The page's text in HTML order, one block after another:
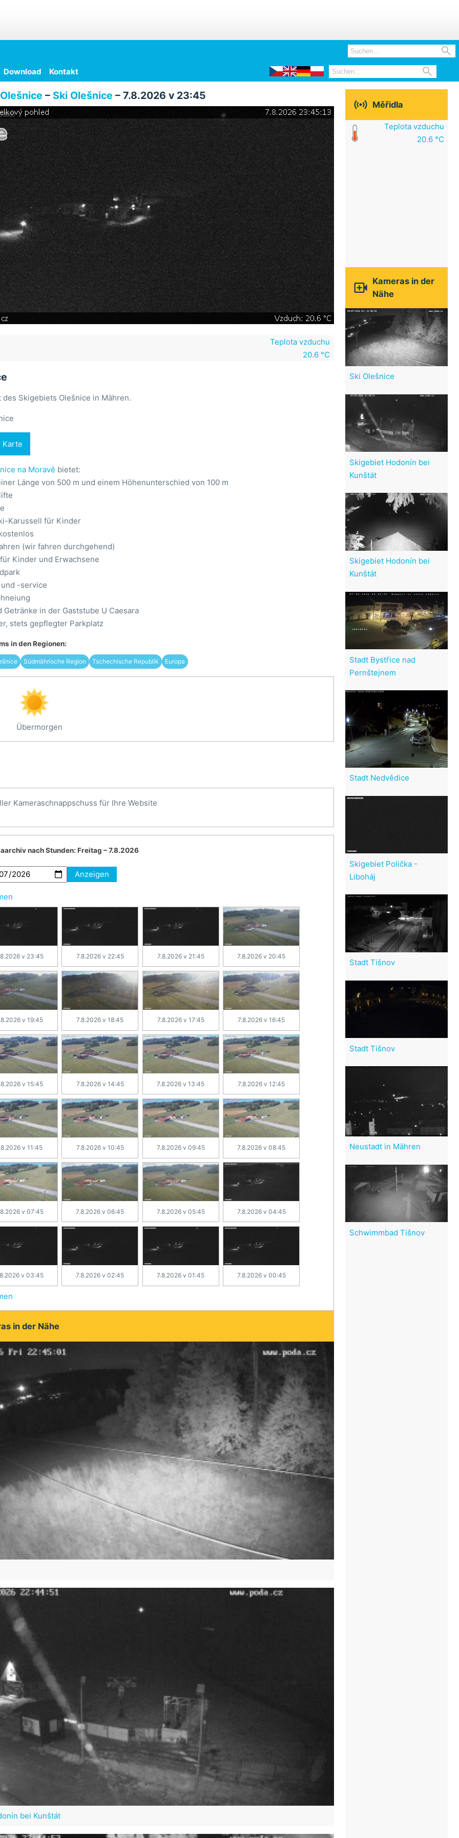

Download Kontakt 
Olešnice – Ski Olešnice – 7.8.2026 v 23:45
Teplota vzduchu
20.6 °C
des Skigebiets Olešnice in Mähren.
Karte
na Moravě bietet:
Länge von 500 m und einem Höhenunterschied von 100 m
Karussell für Kinder
(wir fahren durchgehend)
Kinder und Erwachsene
-service
Getränke in der Gaststube U Caesara
stets gepflegter Parkplatz
in den Regionen:
Südmährische Region Tschechische Republik Europa
Übermorgen
Kameraschnappschuss für Ihre Website
nach Stunden: Freitag – 7.8.2026
Anzeigen
v 23:45 7.8.2026 v 22:45 7.8.2026 v 21:45 7.8.2026 v 20:45
v 19:45 7.8.2026 v 18:45 7.8.2026 v 17:45 7.8.2026 v 16:45
v 15:45 7.8.2026 v 14:45 7.8.2026 v 13:45 7.8.2026 v 12:45
v 11:45 7.8.2026 v 10:45 7.8.2026 v 09:45 7.8.2026 v 08:45
v 07:45 7.8.2026 v 06:45 7.8.2026 v 05:45 7.8.2026 v 04:45
v 03:45 7.8.2026 v 02:45 7.8.2026 v 01:45 7.8.2026 v 00:45
in der Nähe
bei Kunštát
 Měřidla
Teplota vzduchu
20.6 °C
 Kameras in der
Nähe
Ski Olešnice
Skigebiet Hodonín bei
Kunštát
Skigebiet Hodonín bei
Kunštát
Stadt Bystřice nad
Pernštejnem
Stadt Nedvědice
Skigebiet Polička -
Liboháj
Stadt Tišnov
Stadt Tišnov
Neustadt in Mähren
Schwimmbad Tišnov